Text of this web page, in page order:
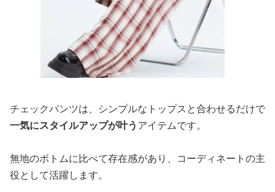
チェックパンツは、シンプルなトップスと合わせるだけで
一気にスタイルアップが叶うアイテムです。
無地のボトムに比べて存在感があり、コーディネートの主
役として活躍します。